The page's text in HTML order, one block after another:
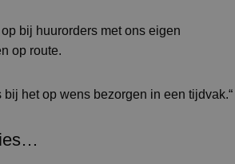
bij huurorders met ons eigen
op route.
bij het op wens bezorgen in een tijdvak.“